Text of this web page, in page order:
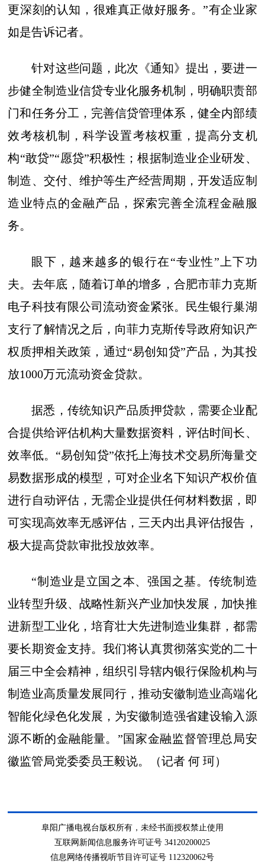
更深刻的认知，很难真正做好服务。”有企业家
如是告诉记者。
针对这些问题，此次《通知》提出，要进一
步健全制造业信贷专业化服务机制，明确职责部
门和任务分工，完善信贷管理体系，健全内部绩
效考核机制，科学设置考核权重，提高分支机
构“敢贷”“愿贷”积极性；根据制造业企业研发、
制造、交付、维护等生产经营周期，开发适应制
造业特点的金融产品，探索完善全流程金融服
务。
眼下，越来越多的银行在“专业性”上下功
夫。去年底，随着订单的增多，合肥市菲力克斯
电子科技有限公司流动资金紧张。民生银行巢湖
支行了解情况之后，向菲力克斯传导政府知识产
权质押相关政策，通过“易创知贷”产品，为其投
放1000万元流动资金贷款。
据悉，传统知识产品质押贷款，需要企业配
合提供给评估机构大量数据资料，评估时间长、
效率低。“易创知贷”依托上海技术交易所海量交
易数据形成的模型，可对企业名下知识产权价值
进行自动评估，无需企业提供任何材料数据，即
可实现高效率无感评估，三天内出具评估报告，
极大提高贷款审批投放效率。
“制造业是立国之本、强国之基。传统制造
业转型升级、战略性新兴产业加快发展，加快推
进新型工业化，培育壮大先进制造业集群，都需
要长期资金支持。我们将认真贯彻落实党的二十
届三中全会精神，组织引导辖内银行保险机构与
制造业高质量发展同行，推动安徽制造业高端化
智能化绿色化发展，为安徽制造强省建设输入源
源不断的金融能量。”国家金融监督管理总局安
徽监管局党委委员王毅说。（记者 何 珂）
阜阳广播电视台版权所有，未经书面授权禁止使用
互联网新闻信息服务许可证号 34120200025
信息网络传播视听节目许可证号 112320062号